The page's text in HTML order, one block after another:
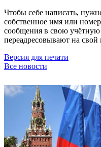
Чтобы себе написать,
собственное имя или
сообщения в свою учётную
переадресовывают на свой
Версия для печати
Все новости